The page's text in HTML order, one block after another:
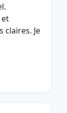
claires. Je